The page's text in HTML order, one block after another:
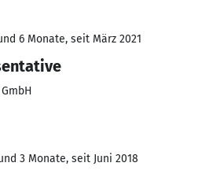
6 Monate, seit März 2021
3 Monate, seit Juni 2018